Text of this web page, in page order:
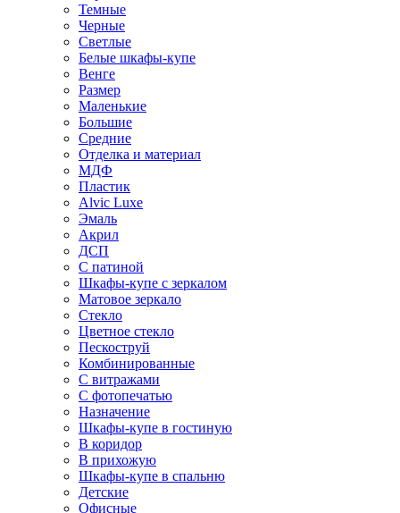
Темные
Черные
Светлые
Белые шкафы-купе
Венге
Размер
Маленькие
Большие
Средние
Отделка и материал
МДФ
Пластик
Alvic Luxe
Эмаль
Акрил
ДСП
С патиной
Шкафы-купе с зеркалом
Матовое зеркало
Стекло
Цветное стекло
Пескоструй
Комбинированные
С витражами
С фотопечатью
Назначение
Шкафы-купе в гостиную
В коридор
В прихожую
Шкафы-купе в спальню
Детские
Офисные